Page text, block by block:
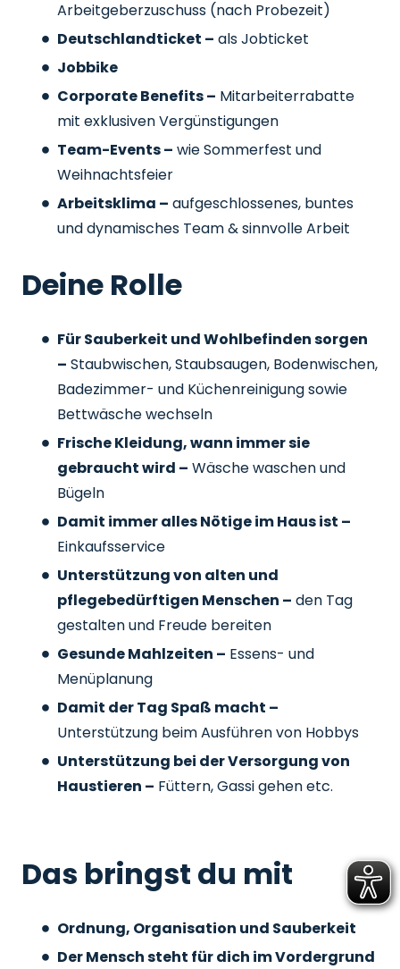
Arbeitgeberzuschuss (nach Probezeit)
Deutschlandticket – als Jobticket
Jobbike
Corporate Benefits – Mitarbeiterrabatte
mit exklusiven Vergünstigungen
Team-Events – wie Sommerfest und
Weihnachtsfeier
Arbeitsklima – aufgeschlossenes, buntes
und dynamisches Team & sinnvolle Arbeit
Deine Rolle
Für Sauberkeit und Wohlbefinden sorgen
– Staubwischen, Staubsaugen, Bodenwischen,
Badezimmer- und Küchenreinigung sowie
Bettwäsche wechseln
Frische Kleidung, wann immer sie
gebraucht wird – Wäsche waschen und
Bügeln
Damit immer alles Nötige im Haus ist –
Einkaufsservice
Unterstützung von alten und
pflegebedürftigen Menschen – den Tag
gestalten und Freude bereiten
Gesunde Mahlzeiten – Essens- und
Menüplanung
Damit der Tag Spaß macht –
Unterstützung beim Ausführen von Hobbys
Unterstützung bei der Versorgung von
Haustieren – Füttern, Gassi gehen etc.
Das bringst du mit
Ordnung, Organisation und Sauberkeit
Der Mensch steht für dich im Vordergrund